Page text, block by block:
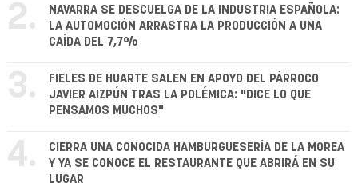
2.
NAVARRA SE DESCUELGA DE LA INDUSTRIA ESPAÑOLA:
LA AUTOMOCIÓN ARRASTRA LA PRODUCCIÓN A UNA
CAÍDA DEL 7,7%
3.
FIELES DE HUARTE SALEN EN APOYO DEL PÁRROCO
JAVIER AIZPÚN TRAS LA POLÉMICA: "DICE LO QUE
PENSAMOS MUCHOS"
4.
CIERRA UNA CONOCIDA HAMBURGUESERÍA DE LA MOREA
Y YA SE CONOCE EL RESTAURANTE QUE ABRIRÁ EN SU
LUGAR